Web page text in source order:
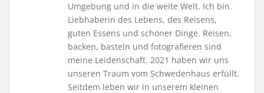
Umgebung und in die weite Welt. Ich bin
Liebhaberin des Lebens, des Reisens,
guten Essens und schöner Dinge. Reisen,
backen, basteln und fotografieren sind
meine Leidenschaft. 2021 haben wir uns
unseren Traum vom Schwedenhaus erfüllt.
Seitdem leben wir in unserem kleinen